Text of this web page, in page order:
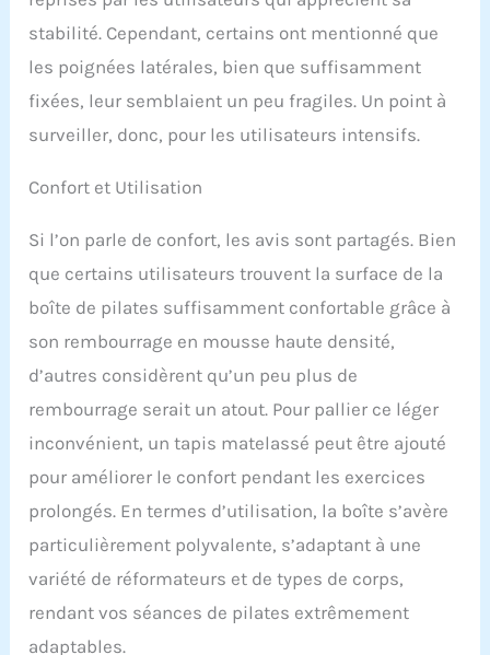
entraînements. Design
compact : facilement
portable et peu
encombrant pour un
rangement pratique.
stabilité. Cependant, certains ont mentionné que
les poignées latérales, bien que suffisamment
fixées, leur semblaient un peu fragiles. Un point à
surveiller, donc, pour les utilisateurs intensifs.
Confort et Utilisation
Si l’on parle de confort, les avis sont partagés. Bien
que certains utilisateurs trouvent la surface de la
boîte de pilates suffisamment confortable grâce à
son rembourrage en mousse haute densité,
d’autres considèrent qu’un peu plus de
rembourrage serait un atout. Pour pallier ce léger
inconvénient, un tapis matelassé peut être ajouté
pour améliorer le confort pendant les exercices
prolongés. En termes d’utilisation, la boîte s’avère
particulièrement polyvalente, s’adaptant à une
variété de réformateurs et de types de corps,
rendant vos séances de pilates extrêmement
adaptables.